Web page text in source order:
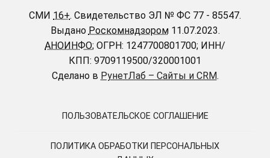
СМИ 16+. Свидетельство ЭЛ № ФС 77 - 85547.
Выдано Роскомнадзором11.07.2023.
АНОИНФО; ОГРН: 1247700801700; ИНН/
КПП: 9709119500/320001001
Сделано в РунетЛаб – Сайты и CRM.
ПОЛЬЗОВАТЕЛЬСКОЕ СОГЛАШЕНИЕ
ПОЛИТИКА ОБРАБОТКИ ПЕРСОНАЛЬНЫХ